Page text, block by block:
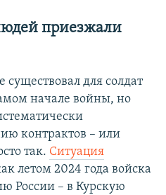
приезжали
существовал для солдат
начале войны, но
контрактов – или
так. Ситуация
летом 2024 года войска
России – в Курскую